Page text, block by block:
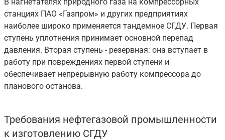
станциях ПАО «Газпром» и других предприятиях
наиболее широко применяется тандемное СГДУ. Первая
ступень уплотнения принимает основной перепад
давления. Вторая ступень - резервная: она вступает в
работу при повреждениях первой ступени и
обеспечивает непрерывную работу компрессора до
планового останова.
Требования нефтегазовой промышленности
к изготовлению СГДУ